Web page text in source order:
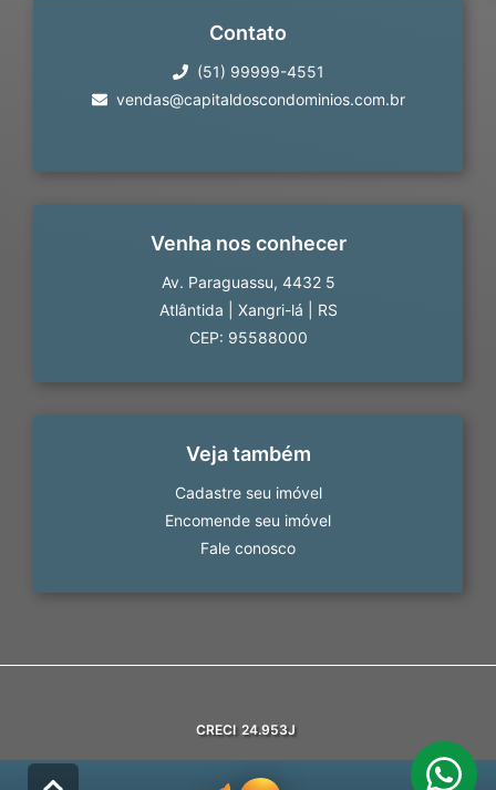
Contato
(51) 99999-4551
vendas@capitaldoscondominios.com.br
Venha nos conhecer
Av. Paraguassu, 4432 5
Atlântida
Xangri-lá
RS
CEP: 95588000
Veja também
Cadastre seu imóvel
Encomende seu imóvel
Fale conosco
CRECI 24.953J